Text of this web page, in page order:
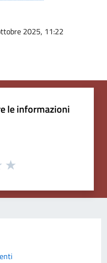
2025, 11:22
le informazioni